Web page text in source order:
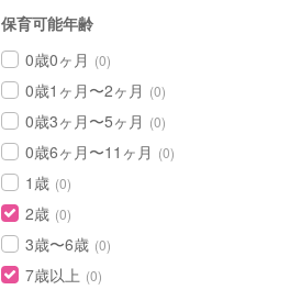
保育可能年齢
0歳0ヶ月 (0)
0歳1ヶ月〜2ヶ月 (0)
0歳3ヶ月〜5ヶ月 (0)
0歳6ヶ月〜11ヶ月 (0)
1歳 (0)
2歳 (0)
3歳〜6歳 (0)
7歳以上 (0)